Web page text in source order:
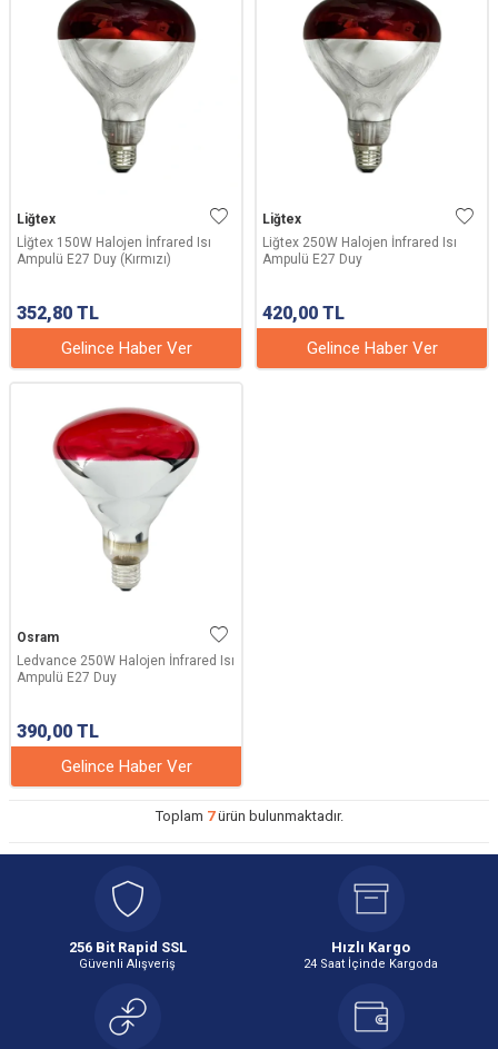
Liğtex
Lİğtex 150W Halojen İnfrared Isı
Ampulü E27 Duy (Kırmızı)
352,80 TL
Gelince Haber Ver
Liğtex
Liğtex 250W Halojen İnfrared Isı
Ampulü E27 Duy
420,00 TL
Gelince Haber Ver
Osram
Ledvance 250W Halojen İnfrared Isı
Ampulü E27 Duy
390,00 TL
Gelince Haber Ver
Toplam 7ürün bulunmaktadır.
256 Bit Rapid SSL
Güvenli Alışveriş
Hızlı Kargo
24 Saat İçinde Kargoda